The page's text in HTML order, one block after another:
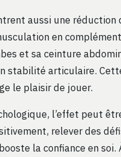
aussi une
en
et sa ceinture
stabilité articulaire.
le plaisir de jouer.
l’effet peut
relever des
la confiance en